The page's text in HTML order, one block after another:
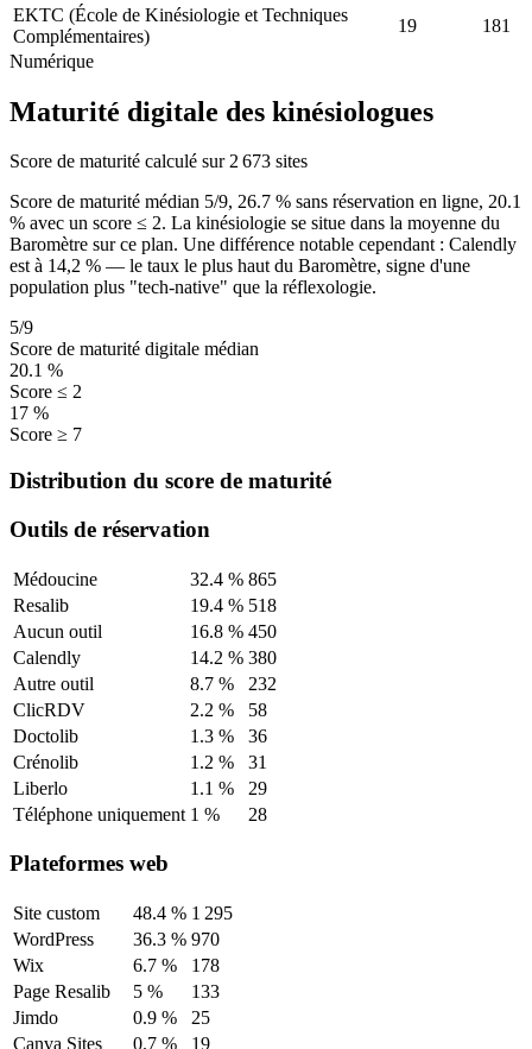
EKTC (École de Kinésiologie et Techniques
Complémentaires)
19
181
Numérique
Maturité digitale des kinésiologues
Score de maturité calculé sur 2 673 sites
Score de maturité médian 5/9, 26.7 % sans réservation en ligne, 20.1
% avec un score ≤ 2. La kinésiologie se situe dans la moyenne du
Baromètre sur ce plan. Une différence notable cependant : Calendly
est à 14,2 % — le taux le plus haut du Baromètre, signe d'une
population plus "tech-native" que la réflexologie.
5/9
Score de maturité digitale médian
20.1 %
Score ≤ 2
17 %
Score ≥ 7
Distribution du score de maturité
Outils de réservation
Médoucine 32.4 % 865
Resalib
19.4 % 518
Aucun outil
16.8 % 450
Calendly
14.2 % 380
Autre outil
8.7 %
232
ClicRDV
2.2 %
58
Doctolib
1.3 %
36
Crénolib
1.2 %
31
Liberlo
1.1 %
29
Téléphone uniquement 1 % 28
Plateformes web
Site custom 48.4 % 1 295
WordPress
36.3 % 970
Wix
6.7 %
178
Page Resalib
5 %
133
Jimdo
0.9 %
25
Canva Sites
0.7 % 19